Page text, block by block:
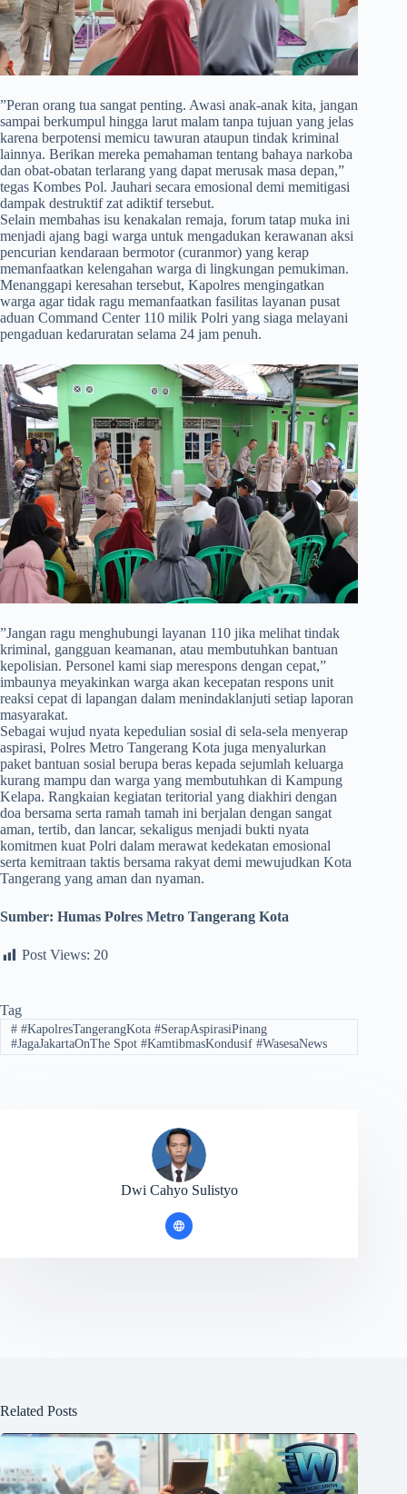
​”Peran orang tua sangat penting. Awasi anak-anak kita, jangan
sampai berkumpul hingga larut malam tanpa tujuan yang jelas
karena berpotensi memicu tawuran ataupun tindak kriminal
lainnya. Berikan mereka pemahaman tentang bahaya narkoba
dan obat-obatan terlarang yang dapat merusak masa depan,”
tegas Kombes Pol. Jauhari secara emosional demi memitigasi
dampak destruktif zat adiktif tersebut.
Selain membahas isu kenakalan remaja, forum tatap muka ini
menjadi ajang bagi warga untuk mengadukan kerawanan aksi
pencurian kendaraan bermotor (curanmor) yang kerap
memanfaatkan kelengahan warga di lingkungan pemukiman.
Menanggapi keresahan tersebut, Kapolres mengingatkan
warga agar tidak ragu memanfaatkan fasilitas layanan pusat
aduan Command Center 110 milik Polri yang siaga melayani
pengaduan kedaruratan selama 24 jam penuh.
​”Jangan ragu menghubungi layanan 110 jika melihat tindak
kriminal, gangguan keamanan, atau membutuhkan bantuan
kepolisian. Personel kami siap merespons dengan cepat,”
imbaunya meyakinkan warga akan kecepatan respons unit
reaksi cepat di lapangan dalam menindaklanjuti setiap laporan
masyarakat.
Sebagai wujud nyata kepedulian sosial di sela-sela menyerap
aspirasi, Polres Metro Tangerang Kota juga menyalurkan
paket bantuan sosial berupa beras kepada sejumlah keluarga
kurang mampu dan warga yang membutuhkan di Kampung
Kelapa. Rangkaian kegiatan teritorial yang diakhiri dengan
doa bersama serta ramah tamah ini berjalan dengan sangat
aman, tertib, dan lancar, sekaligus menjadi bukti nyata
komitmen kuat Polri dalam merawat kedekatan emosional
serta kemitraan taktis bersama rakyat demi mewujudkan Kota
Tangerang yang aman dan nyaman.
Sumber: Humas Polres Metro Tangerang Kota
Post Views: 20
Tag
##KapolresTangerangKota #SerapAspirasiPinang
#JagaJakartaOnThe Spot #KamtibmasKondusif #WasesaNews
Dwi Cahyo Sulistyo
Related Posts